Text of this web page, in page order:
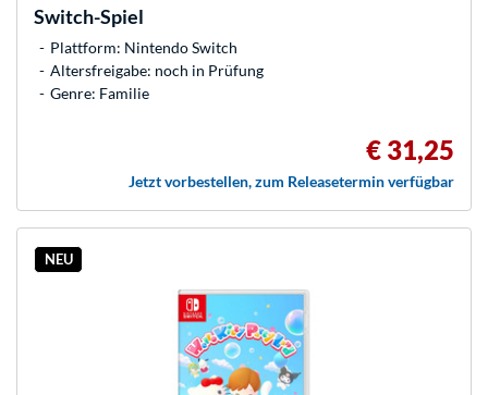
Switch-Spiel
Plattform: Nintendo Switch
Altersfreigabe: noch in Prüfung
Genre: Familie
€ 31,25
Jetzt vorbestellen, zum Releasetermin verfügbar
NEU